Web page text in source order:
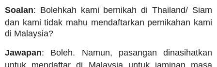
Soalan: Bolehkah kami bernikah di Thailand/ Siam
dan kami tidak mahu mendaftarkan pernikahan kami
di Malaysia?
Jawapan: Boleh. Namun, pasangan dinasihatkan